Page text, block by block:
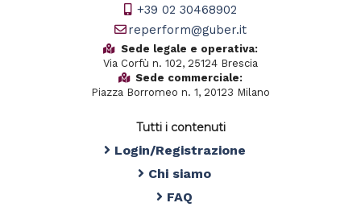
+39 02 30468902
reperform@guber.it
Sede legale e operativa:
Via Corfù n. 102, 25124 Brescia
Sede commerciale:
Piazza Borromeo n. 1, 20123 Milano
Tutti i contenuti
Login/Registrazione
Chi siamo
FAQ